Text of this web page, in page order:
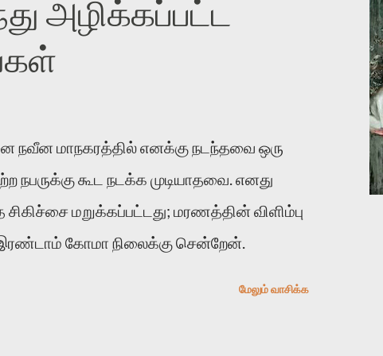
இன்னும் சில வருடங்களுக்கு தனக்கு
இருக்கும் என்று ஒரு அச்சத்தை
கடுமையான பாதுகாப்பின்மை மனநிலையில்
இல்லை என்றாலும் ஜெயமோகன்
உள்ளாகி உள்ளார். உங்களை பற்றின
தான்”. உண்மையே! ராக்கி படத்தில்
ஓரிடத்தில் சொல்வார்: ...
அழிக்கப்பட்ட
நவீன மாநகரத்தில் எனக்கு நடந்தவை ஒரு
நபருக்கு கூட நடக்க முடியாதவை. எனது
சிகிச்சை மறுக்கப்பட்டது; மரணத்தின் விளிம்பு
கோமா நிலைக்கு சென்றேன்.
மேலும் வாசிக்க